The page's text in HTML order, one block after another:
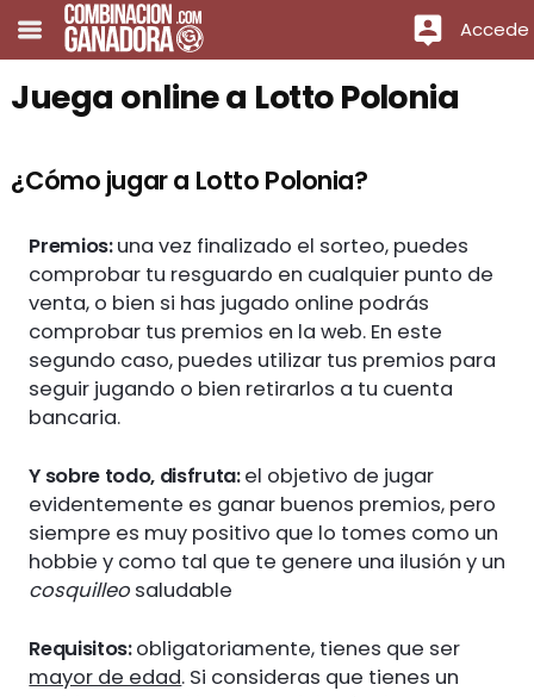
Accede
Juega online a Lotto Polonia
¿Cómo jugar a Lotto Polonia?
Premios:una vez finalizado el sorteo, puedes
comprobar tu resguardo en cualquier punto de
venta, o bien si has jugado online podrás
comprobar tus premios en la web. En este
segundo caso, puedes utilizar tus premios para
seguir jugando o bien retirarlos a tu cuenta
bancaria.
Y sobre todo, disfruta:el objetivo de jugar
evidentemente es ganar buenos premios, pero
siempre es muy positivo que lo tomes como un
hobbie y como tal que te genere una ilusión y un
cosquilleo saludable
Requisitos:obligatoriamente, tienes que ser
mayor de edad. Si consideras que tienes un